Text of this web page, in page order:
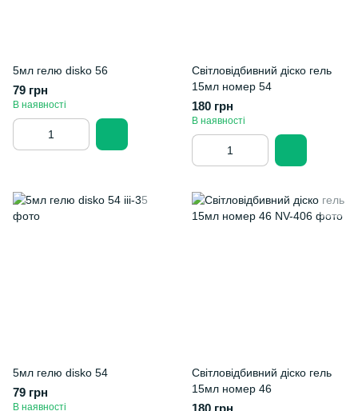
5мл гелю disko 56
79 грн
В наявності
Світловідбивний діско гель
15мл номер 54
180 грн
В наявності
5мл гелю disko 54
79 грн
В наявності
Світловідбивний діско гель
15мл номер 46
180 грн